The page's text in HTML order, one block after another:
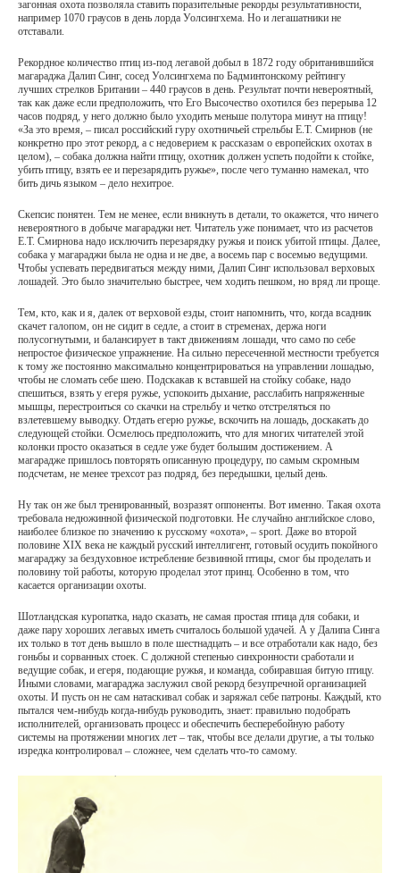
загонная охота позволяла ставить поразительные рекорды результативности,
например 1070 граусов в день лорда Уолсингхема. Но и легашатники не
отставали.
Рекордное количество птиц из-под легавой добыл в 1872 году обританившийся
магараджа Далип Синг, сосед Уолсингхема по Бадминтонскому рейтингу
лучших стрелков Британии – 440 граусов в день. Результат почти невероятный,
так как даже если предположить, что Его Высочество охотился без перерыва 12
часов подряд, у него должно было уходить меньше полутора минут на птицу!
«За это время, – писал российский гуру охотничьей стрельбы Е.Т. Смирнов (не
конкретно про этот рекорд, а с недоверием к рассказам о европейских охотах в
целом), – собака должна найти птицу, охотник должен успеть подойти к стойке,
убить птицу, взять ее и перезарядить ружье», после чего туманно намекал, что
бить дичь языком – дело нехитрое.
Скепсис понятен. Тем не менее, если вникнуть в детали, то окажется, что ничего
невероятного в добыче магараджи нет. Читатель уже понимает, что из расчетов
Е.Т. Смирнова надо исключить перезарядку ружья и поиск убитой птицы. Далее,
собака у магараджи была не одна и не две, а восемь пар с восемью ведущими.
Чтобы успевать передвигаться между ними, Далип Синг использовал верховых
лошадей. Это было значительно быстрее, чем ходить пешком, но вряд ли проще.
Тем, кто, как и я, далек от верховой езды, стоит напомнить, что, когда всадник
скачет галопом, он не сидит в седле, а стоит в стременах, держа ноги
полусогнутыми, и балансирует в такт движениям лошади, что само по себе
непростое физическое упражнение. На сильно пересеченной местности требуется
к тому же постоянно максимально концентрироваться на управлении лошадью,
чтобы не сломать себе шею. Подскакав к вставшей на стойку собаке, надо
спешиться, взять у егеря ружье, успокоить дыхание, расслабить напряженные
мышцы, перестроиться со скачки на стрельбу и четко отстреляться по
взлетевшему выводку. Отдать егерю ружье, вскочить на лошадь, доскакать до
следующей стойки. Осмелюсь предположить, что для многих читателей этой
колонки просто оказаться в седле уже будет большим достижением. А
магарадже пришлось повторять описанную процедуру, по самым скромным
подсчетам, не менее трехсот раз подряд, без передышки, целый день.
Ну так он же был тренированный, возразят оппоненты. Вот именно. Такая охота
требовала недюжинной физической подготовки. Не случайно английское слово,
наиболее близкое по значению к русскому «охота», – sport. Даже во второй
половине XIX века не каждый русский интеллигент, готовый осудить покойного
магараджу за бездуховное истребление безвинной птицы, смог бы проделать и
половину той работы, которую проделал этот принц. Особенно в том, что
касается организации охоты.
Шотландская куропатка, надо сказать, не самая простая птица для собаки, и
даже пару хороших легавых иметь считалось большой удачей. А у Далипа Синга
их только в тот день вышло в поле шестнадцать – и все отработали как надо, без
гоньбы и сорванных стоек. С должной степенью синхронности сработали и
ведущие собак, и егеря, подающие ружья, и команда, собиравшая битую птицу.
Иными словами, магараджа заслужил свой рекорд безупречной организацией
охоты. И пусть он не сам натаскивал собак и заряжал себе патроны. Каждый, кто
пытался чем-нибудь когда-нибудь руководить, знает: правильно подобрать
исполнителей, организовать процесс и обеспечить бесперебойную работу
системы на протяжении многих лет – так, чтобы все делали другие, а ты только
изредка контролировал – сложнее, чем сделать что-то самому.